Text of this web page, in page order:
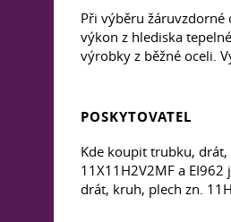
Při výběru
výkon z hlediska
výrobky z běžné oceli.
POSKYTOVATEL
Kde koupit trubku, drát,
11X11H2V2MF a
drát, kruh, plech zn.